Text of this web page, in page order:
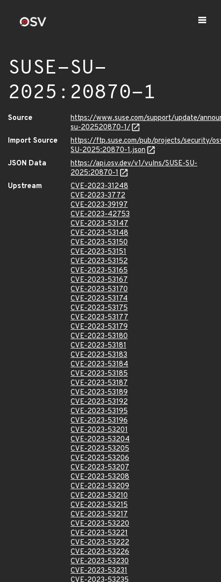
SUSE-SU-
2025:20870-1
Source
https://www.suse.com/support/update/
su-202520870-1/
Import Source
https://ftp.suse.com/pub/projects/security/
SU-2025:20870-1.json
JSON Data
https://api.osv.dev/v1/vulns/SUSE-SU-
2025:20870-1
Upstream
CVE-2023-31248
CVE-2023-3772
CVE-2023-39197
CVE-2023-42753
CVE-2023-53147
CVE-2023-53148
CVE-2023-53150
CVE-2023-53151
CVE-2023-53152
CVE-2023-53165
CVE-2023-53167
CVE-2023-53170
CVE-2023-53174
CVE-2023-53175
CVE-2023-53177
CVE-2023-53179
CVE-2023-53180
CVE-2023-53181
CVE-2023-53183
CVE-2023-53184
CVE-2023-53185
CVE-2023-53187
CVE-2023-53189
CVE-2023-53192
CVE-2023-53195
CVE-2023-53196
CVE-2023-53201
CVE-2023-53204
CVE-2023-53205
CVE-2023-53206
CVE-2023-53207
CVE-2023-53208
CVE-2023-53209
CVE-2023-53210
CVE-2023-53215
CVE-2023-53217
CVE-2023-53220
CVE-2023-53221
CVE-2023-53222
CVE-2023-53226
CVE-2023-53230
CVE-2023-53231